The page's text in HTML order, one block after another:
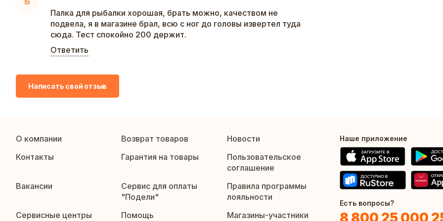
Палка для рыбалки хорошая, брать можно, качеством не
подвела, я в магазине брал, всю с ног до головы извертел туда
сюда. Тест спокойно 200 держит.
Ответить
Написать свой отзыв
О компании Возврат товаров
Новости
Контакты
Гарантия на товары
Пользовательское
соглашение
Вакансии
Сервис для оплаты
"Подели"
Правила программы
лояльности
Сервисные центры
Помощь Магазины-участники
Наше приложение
Есть вопросы?
8 800 25 000